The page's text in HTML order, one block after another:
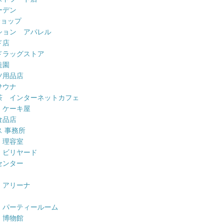
デン
ップ
ョン アパレル
店
ッグストア
用品店
ナ
インターネットカフェ
ーキ屋
品店
事務所
容室
リヤード
ンター
リーナ
ーティールーム
物館